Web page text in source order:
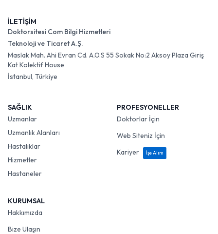
İLETİŞİM
Doktorsitesi Com Bilgi Hizmetleri
Teknoloji ve Ticaret A.Ş.
Maslak Mah. Ahi Evran Cd. A.O.S 55 Sokak No:2 Aksoy Plaza Giriş
Kat Kolektif House
İstanbul, Türkiye
SAĞLIK
Uzmanlar
Uzmanlık Alanları
Hastalıklar
Hizmetler
Hastaneler
PROFESYONELLER
Doktorlar İçin
Web Siteniz İçin
Kariyer
İşe Alım
KURUMSAL
Hakkımızda
Bize Ulaşın